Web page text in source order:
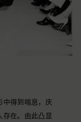
中得到喘息，庆
存在。由此凸显